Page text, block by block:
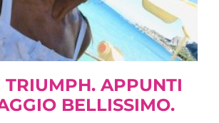
TRIUMPH. APPUNTI
BELLISSIMO.